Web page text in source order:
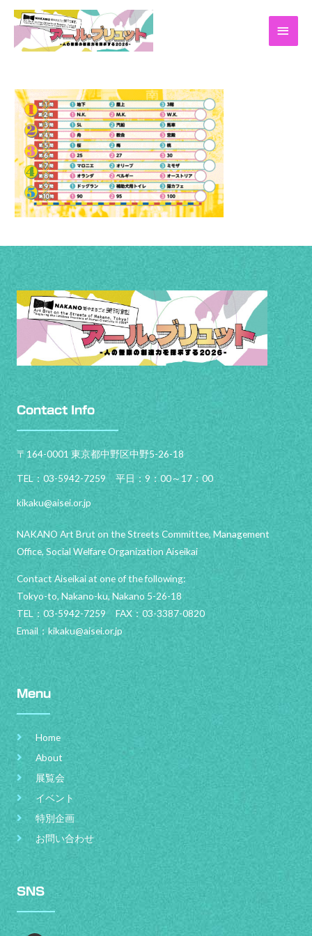
Contact Info
〒164-0001 東京都中野区中野5-26-18
TEL：03-5942-7259 平日：9：00～17：00
kikaku@aisei.or.jp
NAKANO Art Brut on the Streets Committee, Management
Office, Social Welfare Organization Aiseikai
Contact Aiseikai at one of the following:
Tokyo-to, Nakano-ku, Nakano 5-26-18
TEL：03-5942-7259 FAX：03-3387-0820
Email： kikaku@aisei.or.jp
Menu
Home
About
展覧会
イベント
特別企画
お問い合わせ
SNS